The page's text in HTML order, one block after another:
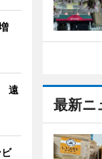
最新ニ
遠